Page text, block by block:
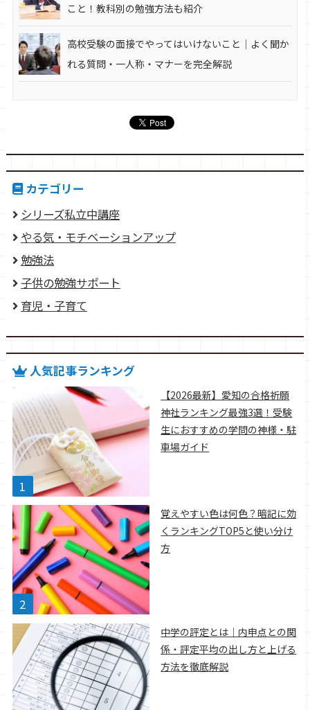
こと！教科別の勉強方法も紹介
高校受験の面接でやってはいけないこと｜よく聞か
れる質問・一人称・マナーを完全解説
カテゴリー
シリーズ私立中講座
やる気・モチベーションアップ
勉強法
子供の勉強サポート
育児・子育て
人気記事ランキング
【2026最新】愛知の合格祈願
神社ランキング最強3選！受験
生におすすめの学問の神様・駐
車場ガイド
覚えやすい色は何色？暗記に効
くランキングTOP5と使い分け
方
中学の評定とは｜内申点との関
係・評定平均の出し方と上げる
方法を徹底解説